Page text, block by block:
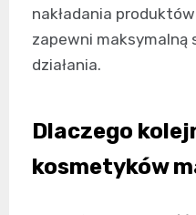
nakładania
zapewni maksymalną
działania.
Dlaczego
kosmetyków